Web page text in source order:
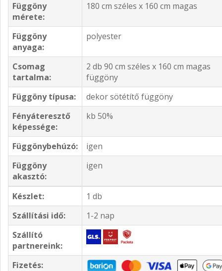
Függöny
mérete:
180 cm széles x 160 cm magas
Függöny
anyaga:
polyester
Csomag
tartalma:
2 db 90 cm széles x 160 cm magas
függöny
Függöny típusa:
dekor sötétítő függöny
Fényáteresztő
képessége:
kb 50%
Függönybehúzó:
igen
Függöny
akasztó:
igen
Készlet:
1 db
Szállítási idő:
1-2 nap
Szállító
partnereink:
Fizetés: